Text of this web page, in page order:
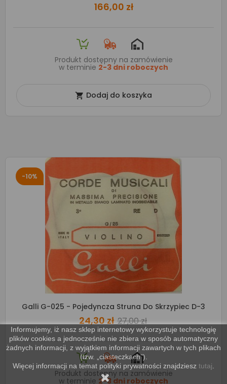
Informujemy, iż nasz sklep internetowy wykorzystuje technologię
plików cookies a jednocześnie nie zbiera w sposób automatyczny
żadnych informacji, z wyjątkiem informacji zawartych w tych plikach
(tzw. „ciasteczkach”).
Więcej informacji na temat polityki prywatności znajdziesz tutaj
166,00 zł
Produkt dostępny na zamówienie
w terminie 2-3 dni roboczych
 Dodaj do koszyka
-10%
Galli G-025 - Pojedyncza Struna Do Skrzypiec D-3
24,30 zł 27,00 zł
Produkt dostępny na zamówienie
w terminie 2-3 dni roboczych